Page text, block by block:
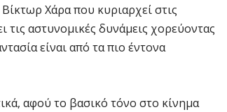
Χάρα που κυριαρχεί στις
τις αστυνομικές δυνάμεις χορεύοντας
είναι από τα πιο έντονα
αφού το βασικό τόνο στο κίνημα